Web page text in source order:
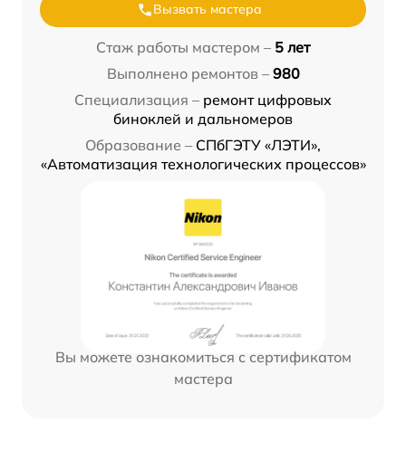
Вызвать мастера
Стаж работы мастером – 5 лет
Выполнено ремонтов – 980
Специализация – ремонт цифровых
биноклей и дальномеров
Образование – СПбГЭТУ «ЛЭТИ»,
«Автоматизация технологических процессов»
Вы можете ознакомиться с сертификатом
мастера